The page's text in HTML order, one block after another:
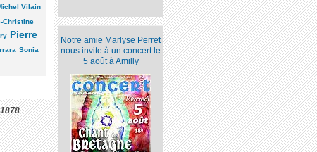
Vilain
Christine
Pierre
Sonia
Notre amie Marlyse Perret
nous invite à un concert le
5 août à Amilly